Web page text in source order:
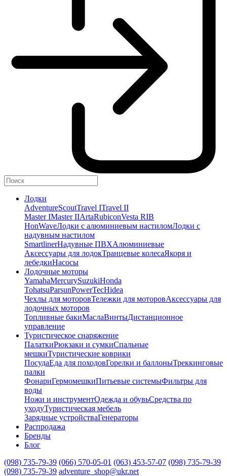
Лодки
AdventureScoutTravel ITravel II
Master IMaster IIArtaRubiconVesta RIB
HonWaveЛодки с алюминиевым настиломЛодки с
надувным настилом
SmartlinerНадувные ПВХАлюминиевые
Аксессуары для лодокТранцевые колесаЯкоря и
лебедкиНасосы
Лодочные моторы
YamahaMercurySuzukiHonda
TohatsuParsunPowerTecHidea
Чехлы для моторовТележки для моторовАксессуары для
лодочных моторов
Топливные бакиМаслаВинтыДистанционное
управление
Туристическое снаряжение
ПалаткиРюкзаки и сумкиСпальные
мешкиТуристические коврики
ПосудаЕда для походовГорелки и баллоныТреккинговые
палки
ФонариГермомешкиПитьевые системыФильтры для
воды
Ножи и инструментОдежда и обувьСредства по
уходуТуристическая мебель
Зарядные устройстваГенераторы
Распродажа
Бренды
Блог
(098) 735-79-39 (066) 570-05-01 (063) 453-57-07 (098) 735-79-39
(098) 735-79-39 adventure_shop@ukr.net